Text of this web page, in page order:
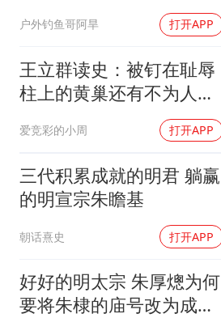
户外钓鱼哥阿旱 打开APP
王立群读史：被钉在耻辱
柱上的黄巢还有不为人知
爱竞彩的小周 打开APP
三代积累成就的明君 躺赢
的明宣宗朱瞻基
朝话熹史 打开APP
好好的明太宗 朱厚熜为何
要将朱棣的庙号改为成